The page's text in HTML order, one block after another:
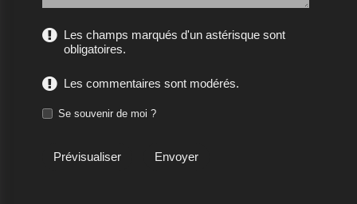
Les champs marqués d'un astérisque sont
obligatoires.
Les commentaires sont modérés.
Se souvenir de moi ?